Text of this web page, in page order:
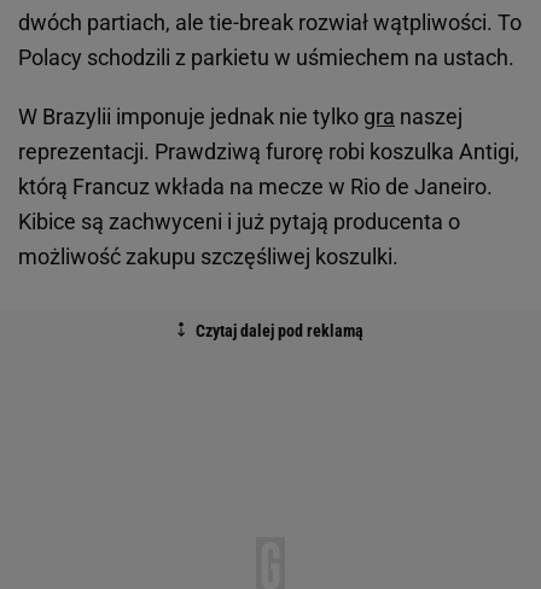
dwóch partiach, ale tie-break rozwiał wątpliwości. To
Polacy schodzili z parkietu w uśmiechem na ustach.
W Brazylii imponuje jednak nie tylko gra naszej
reprezentacji. Prawdziwą furorę robi koszulka Antigi,
którą Francuz wkłada na mecze w Rio de Janeiro.
Kibice są zachwyceni i już pytają producenta o
możliwość zakupu szczęśliwej koszulki.